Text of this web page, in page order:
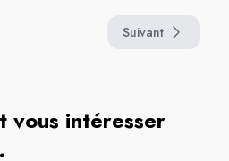
Suivant
vous intéresser